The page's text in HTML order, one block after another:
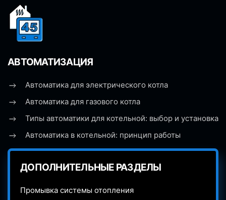
АВТОМАТИЗАЦИЯ
Автоматика для электрического котла
Автоматика для газового котла
Типы автоматики для котельной: выбор и установка
Автоматика в котельной: принцип работы
ДОПОЛНИТЕЛЬНЫЕ РАЗДЕЛЫ
Промывка системы отопления